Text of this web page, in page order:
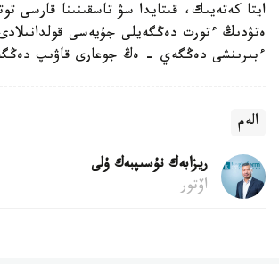
ايتا كەتەيىك، قىتايدا سۋ تاسقىنىنا قارسى
ەتۋدىڭ ءتورت دەڭگەيلى جۇيەسى
ءبىرىنشى دەڭگەي - ەڭ جوعارى قاۋىپ
الەم
ريزابەك نۇسىپبەك ۇلى
اۆتور